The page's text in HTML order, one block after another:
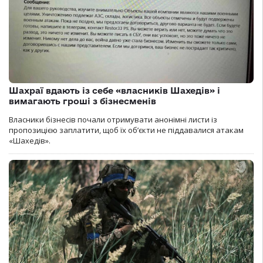
Шахраї вдають із себе «власників Шахедів» і
вимагають гроші з бізнесменів
Власники бізнесів почали отримувати анонімні листи із
пропозицією заплатити, щоб їх об’єкти не піддавалися атакам
«Шахедів».